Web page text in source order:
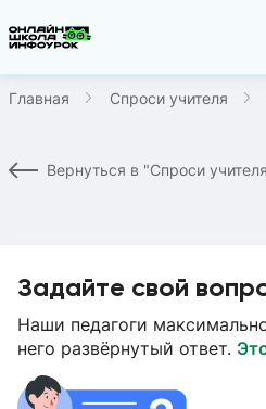
Главная Спроси учителя
Вернуться в "Спроси
Задайте свой
Наши педагоги
него развёрнутый ответ.